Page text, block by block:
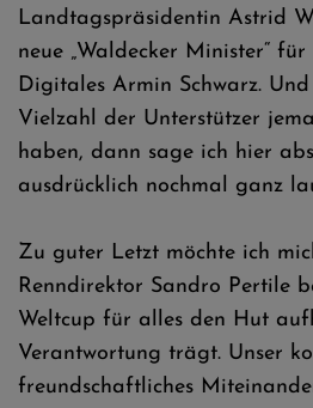
Landtagspräsidentin Astrid
neue „Waldecker Minister“
Digitales Armin Schwarz.
Vielzahl der Unterstützer
haben, dann sage ich hier
ausdrücklich nochmal ganz
Zu guter Letzt möchte ich
Renndirektor Sandro Pertile
Weltcup für alles den Hut
Verantwortung trägt. Unser
freundschaftliches